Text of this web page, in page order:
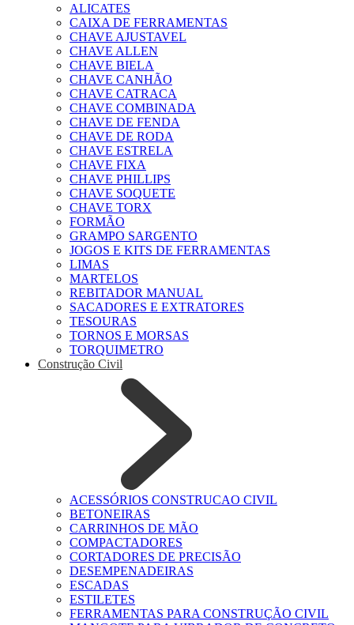
ALICATES
CAIXA DE FERRAMENTAS
CHAVE AJUSTAVEL
CHAVE ALLEN
CHAVE BIELA
CHAVE CANHÃO
CHAVE CATRACA
CHAVE COMBINADA
CHAVE DE FENDA
CHAVE DE RODA
CHAVE ESTRELA
CHAVE FIXA
CHAVE PHILLIPS
CHAVE SOQUETE
CHAVE TORX
FORMÃO
GRAMPO SARGENTO
JOGOS E KITS DE FERRAMENTAS
LIMAS
MARTELOS
REBITADOR MANUAL
SACADORES E EXTRATORES
TESOURAS
TORNOS E MORSAS
TORQUIMETRO
Construção Civil
ACESSÓRIOS CONSTRUCAO CIVIL
BETONEIRAS
CARRINHOS DE MÃO
COMPACTADORES
CORTADORES DE PRECISÃO
DESEMPENADEIRAS
ESCADAS
ESTILETES
FERRAMENTAS PARA CONSTRUÇÃO CIVIL